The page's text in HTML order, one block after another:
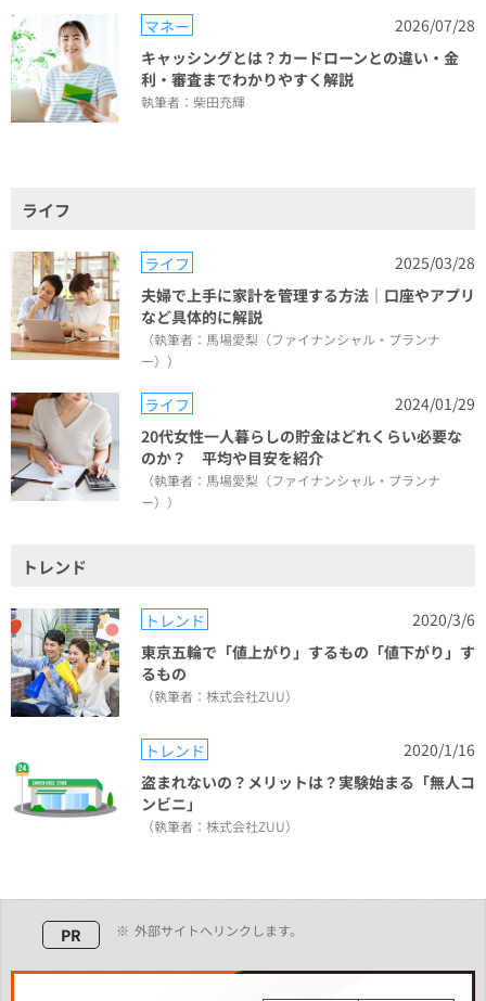
マネー
2026/07/28
キャッシングとは？カードローンとの違い・金
利・審査までわかりやすく解説
執筆者：柴田充輝
ライフ
ライフ
2025/03/28
夫婦で上手に家計を管理する方法｜口座やアプリ
など具体的に解説
（執筆者：馬場愛梨（ファイナンシャル・プランナ
ー））
ライフ
2024/01/29
20代女性一人暮らしの貯金はどれくらい必要な
のか？ 平均や目安を紹介
（執筆者：馬場愛梨（ファイナンシャル・プランナ
ー））
トレンド
トレンド
2020/3/6
東京五輪で「値上がり」するもの「値下がり」す
るもの
（執筆者：株式会社ZUU）
トレンド
2020/1/16
盗まれないの？メリットは？実験始まる「無人コ
ンビニ」
（執筆者：株式会社ZUU）
PR ※ 外部サイトへリンクします。